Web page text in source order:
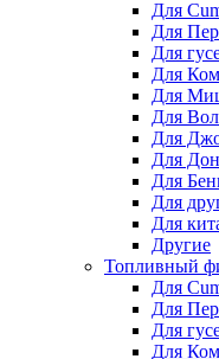
Для
Для
Для
Для
Для
Для
Для
Для
Для
Для
Для
Другие
Топливный
Для
Для
Для
Для